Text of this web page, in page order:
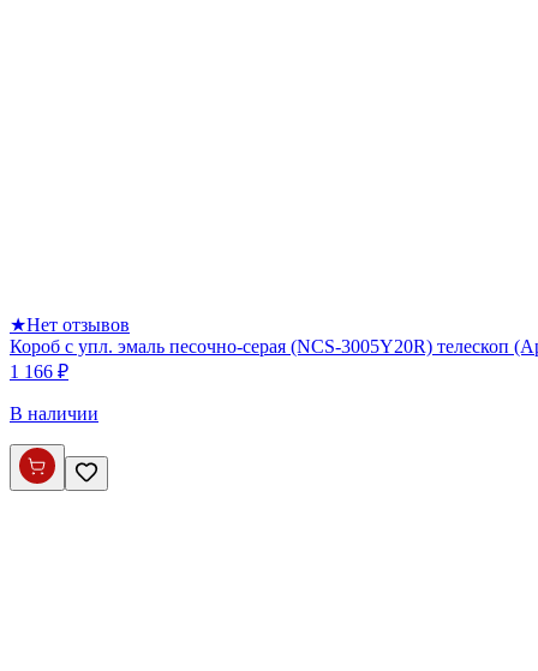
★Нет отзывов
Короб с упл. эмаль песочно-серая (NCS-3005Y20R) телескоп
1 166 ₽
В наличии